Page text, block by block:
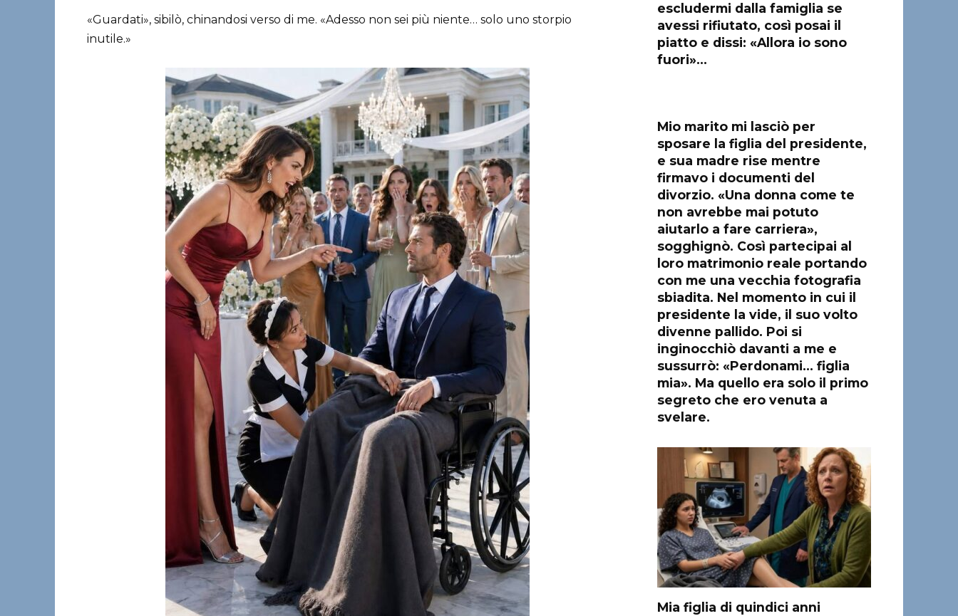
«Guardati», sibilò, chinandosi verso di me. «Adesso non sei più niente… solo uno storpio
inutile.»
escludermi dalla famiglia se
avessi rifiutato, così posai il
piatto e dissi: «Allora io sono
fuori»…
Mio marito mi lasciò per
sposare la figlia del presidente,
e sua madre rise mentre
firmavo i documenti del
divorzio. «Una donna come te
non avrebbe mai potuto
aiutarlo a fare carriera»,
sogghignò. Così partecipai al
loro matrimonio reale portando
con me una vecchia fotografia
sbiadita. Nel momento in cui il
presidente la vide, il suo volto
divenne pallido. Poi si
inginocchiò davanti a me e
sussurrò: «Perdonami… figlia
mia». Ma quello era solo il primo
segreto che ero venuta a
svelare.
Mia figlia di quindici anni